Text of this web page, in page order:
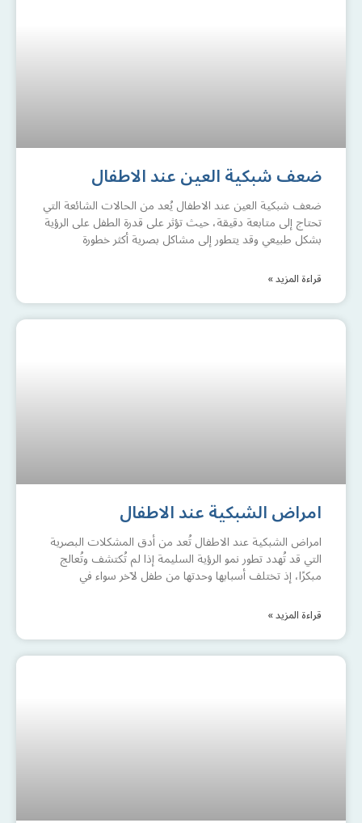
ضعف شبكية العين عند الاطفال
ضعف شبكية العين عند الاطفال يُعد من الحالات الشائعة التي
تحتاج إلى متابعة دقيقة، حيث تؤثر على قدرة الطفل على الرؤية
بشكل طبيعي وقد يتطور إلى مشاكل بصرية أكثر خطورة
قراءة المزيد »
امراض الشبكية عند الاطفال
امراض الشبكية عند الاطفال تُعد من أدق المشكلات البصرية
التي قد تُهدد تطور نمو الرؤية السليمة إذا لم تُكتشف وتُعالج
مبكرًا، إذ تختلف أسبابها وحدتها من طفل لآخر سواء في
قراءة المزيد »